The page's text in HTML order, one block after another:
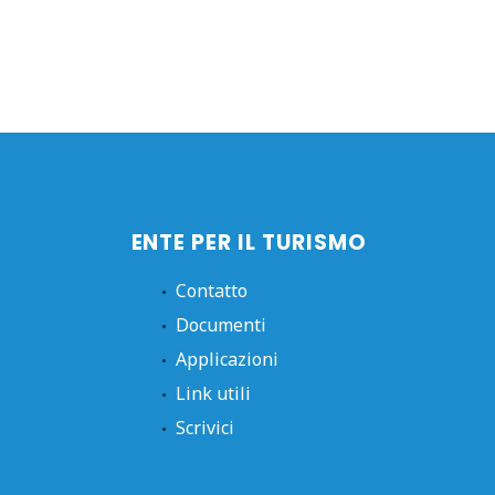
ENTE PER IL TURISMO
Contatto
Documenti
Applicazioni
Link utili
Scrivici